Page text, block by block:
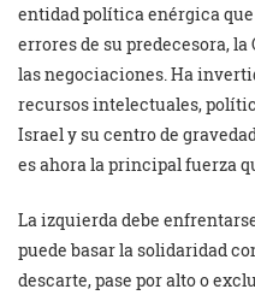
entidad política enérgica
errores de su predecesora, la
las negociaciones. Ha
recursos intelectuales,
Israel y su centro de
es ahora la principal fuerza
La izquierda debe
puede basar la solidaridad
descarte, pase por alto o